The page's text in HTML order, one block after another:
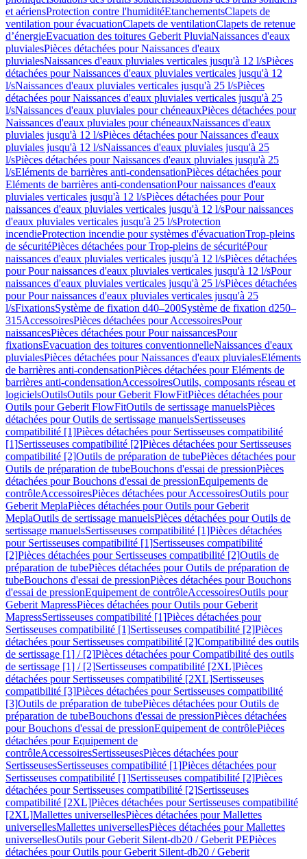
et aériensProtection contre l'humiditéEtanchementsClapets de
ventilation pour évacuationClapets de ventilationClapets de retenue
d’énergieEvacuation des toitures Geberit PluviaNaissances d'eaux
pluvialesPièces détachées pour Naissances d'eaux
pluvialesNaissances d'eaux pluviales verticales jusqu'à 12 l/sPièces
détachées pour Naissances d'eaux pluviales verticales jusqu'à 12
l/sNaissances d'eaux pluviales verticales jusqu'à 25 l/sPièces
détachées pour Naissances d'eaux pluviales verticales jusqu'à 25
l/sNaissances d'eaux pluviales pour chéneauxPièces détachées pour
Naissances d'eaux pluviales pour chéneauxNaissances d'eaux
pluviales jusqu'à 12 l/sPièces détachées pour Naissances d'eaux
pluviales jusqu'à 12 l/sNaissances d'eaux pluviales jusqu'à 25
l/sPièces détachées pour Naissances d'eaux pluviales jusqu'à 25
l/sEléments de barrières anti-condensationPièces détachées pour
Eléments de barrières anti-condensationPour naissances d'eaux
pluviales verticales jusqu'à 12 l/sPièces détachées pour Pour
naissances d'eaux pluviales verticales jusqu'à 12 l/sPour naissances
d'eaux pluviales verticales jusqu'à 25 l/sProtection
incendieProtection incendie pour systèmes d'évacuationTrop-pleins
de sécuritéPièces détachées pour Trop-pleins de sécuritéPour
naissances d'eaux pluviales verticales jusqu'à 12 l/sPièces détachées
pour Pour naissances d'eaux pluviales verticales jusqu'à 12 l/sPour
naissances d'eaux pluviales verticales jusqu'à 25 l/sPièces détachées
pour Pour naissances d'eaux pluviales verticales jusqu'à 25
l/sFixationsSystème de fixation d40–200Système de fixation d250–
315AccessoiresPièces détachées pour AccessoiresPour
naissancesPièces détachées pour Pour naissancesPour
fixationsEvacuation des toitures conventionnelleNaissances d'eaux
pluvialesPièces détachées pour Naissances d'eaux pluvialesEléments
de barrières anti-condensationPièces détachées pour Eléments de
barrières anti-condensationAccessoiresOutils, composants réseau et
logicielsOutilsOutils pour Geberit FlowFitPièces détachées pour
Outils pour Geberit FlowFitOutils de sertissage manuelsPièces
détachées pour Outils de sertissage manuelsSertisseuses
compatibilité [1]Pièces détachées pour Sertisseuses compatibilité
[1]Sertisseuses compatibilité [2]Pièces détachées pour Sertisseuses
compatibilité [2]Outils de préparation de tubePièces détachées pour
Outils de préparation de tubeBouchons d'essai de pressionPièces
détachées pour Bouchons d'essai de pressionEquipements de
contrôleAccessoiresPièces détachées pour AccessoiresOutils pour
Geberit MeplaPièces détachées pour Outils pour Geberit
MeplaOutils de sertissage manuelsPièces détachées pour Outils de
sertissage manuelsSertisseuses compatibilité [1]Pièces détachées
pour Sertisseuses compatibilité [1]Sertisseuses compatibilité
[2]Pièces détachées pour Sertisseuses compatibilité [2]Outils de
préparation de tubePièces détachées pour Outils de préparation de
tubeBouchons d'essai de pressionPièces détachées pour Bouchons
d'essai de pressionEquipement de contrôleAccessoiresOutils pour
Geberit MapressPièces détachées pour Outils pour Geberit
MapressSertisseuses compatibilité [1]Pièces détachées pour
Sertisseuses compatibilité [1]Sertisseuses compatibilité [2]Pièces
détachées pour Sertisseuses compatibilité [2]Compatibilité des outils
de sertissage [1] / [2]Pièces détachées pour Compatibilité des outils
de sertissage [1] / [2]Sertisseuses compatibilité [2XL]Pièces
détachées pour Sertisseuses compatibilité [2XL]Sertisseuses
compatibilité [3]Pièces détachées pour Sertisseuses compatibilité
[3]Outils de préparation de tubePièces détachées pour Outils de
préparation de tubeBouchons d'essai de pressionPièces détachées
pour Bouchons d'essai de pressionEquipement de contrôlePièces
détachées pour Equipement de
contrôleAccessoiresSertisseusesPièces détachées pour
SertisseusesSertisseuses compatibilité [1]Pièces détachées pour
Sertisseuses compatibilité [1]Sertisseuses compatibilité [2]Pièces
détachées pour Sertisseuses compatibilité [2]Sertisseuses
compatibilité [2XL]Pièces détachées pour Sertisseuses compatibilité
[2XL]Mallettes universellesPièces détachées pour Mallettes
universellesMallettes universellesPièces détachées pour Mallettes
universellesOutils pour Geberit Silent-db20 / Geberit PEPièces
détachées pour Outils pour Geberit Silent-db20 / Geberit